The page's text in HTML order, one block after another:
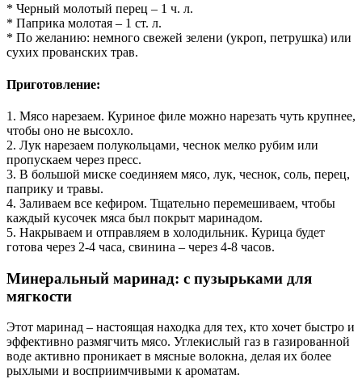
* Черный молотый перец – 1 ч. л.
* Паприка молотая – 1 ст. л.
* По желанию: немного свежей зелени (укроп, петрушка) или
сухих прованских трав.
Приготовление:
1. Мясо нарезаем. Куриное филе можно нарезать чуть крупнее,
чтобы оно не высохло.
2. Лук нарезаем полукольцами, чеснок мелко рубим или
пропускаем через пресс.
3. В большой миске соединяем мясо, лук, чеснок, соль, перец,
паприку и травы.
4. Заливаем все кефиром. Тщательно перемешиваем, чтобы
каждый кусочек мяса был покрыт маринадом.
5. Накрываем и отправляем в холодильник. Курица будет
готова через 2-4 часа, свинина – через 4-8 часов.
Минеральный маринад: с пузырьками для
мягкости
Этот маринад – настоящая находка для тех, кто хочет быстро и
эффективно размягчить мясо. Углекислый газ в газированной
воде активно проникает в мясные волокна, делая их более
рыхлыми и восприимчивыми к ароматам.